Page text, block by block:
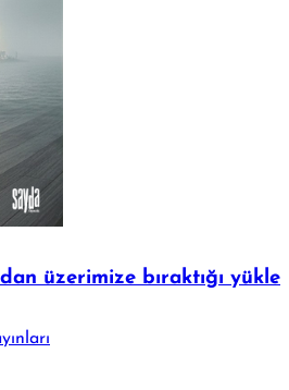
üzerimize bıraktığı yükle